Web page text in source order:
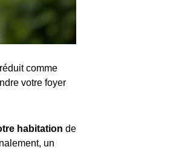
comme
votre foyer
habitation de
un